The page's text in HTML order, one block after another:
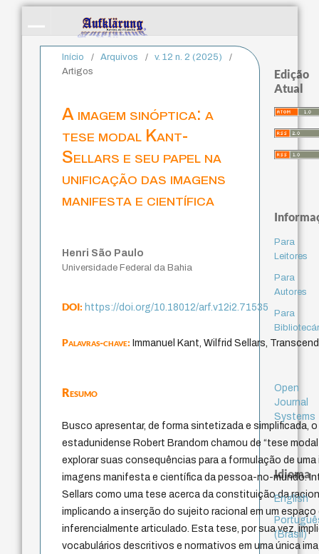
Início / Arquivos / v. 12 n. 2 (2025)
/
Artigos
A imagem sinóptica: a
tese modal Kant-
Sellars e seu papel na
unificação das imagens
manifesta e científica
Henri São Paulo
Universidade Federal da Bahia
DOI:https://doi.org/10.18012/arf.v12i2.71535
Palavras-chave:Immanuel Kant, Wilfrid Sellars,
Resumo
Busco apresentar, de forma sintetizada e simplificada,
estadunidense Robert Brandom chamou de “tese
explorar suas consequências para a formulação de
imagens manifesta e científica da pessoa-no-mundo.
Sellars como uma tese acerca da constituição da
implicando a inserção do sujeito racional em um
inferencialmente articulado. Esta tese, por sua vez,
vocabulários descritivos e normativos em uma única
Edição
Atual
Para
Leitores
Para
Autores
Para
Open
Journal
Systems
Idioma
English
(Brasil)